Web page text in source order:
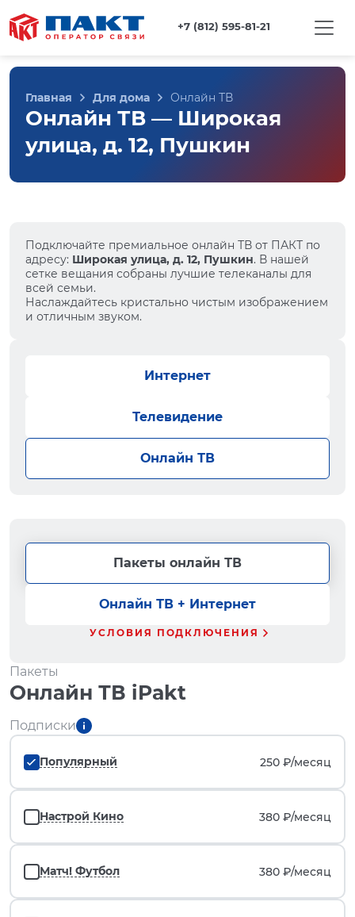
+7 (812) 595-81-21
Главная Для дома Онлайн ТВ
Онлайн ТВ — Широкая
улица, д. 12, Пушкин
Подключайте премиальное онлайн ТВ от ПАКТ по
адресу: Широкая улица, д. 12, Пушкин. В нашей
сетке вещания собраны лучшие телеканалы для
всей семьи.
Наслаждайтесь кристально чистым изображением
и отличным звуком.
Интернет
Телевидение
Онлайн ТВ
Пакеты онлайн ТВ
Онлайн ТВ + Интернет
УСЛОВИЯ ПОДКЛЮЧЕНИЯ
Пакеты
Онлайн ТВ iPakt
Подписки
Популярный 250 ₽/месяц
Настрой Кино 380 ₽/месяц
Матч! Футбол 380 ₽/месяц